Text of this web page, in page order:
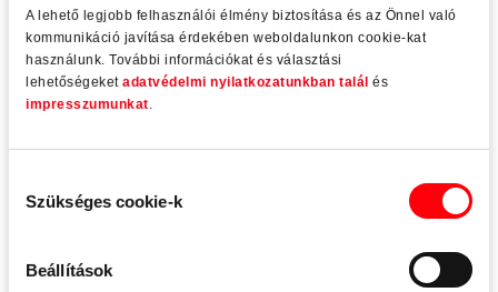
A lehető legjobb felhasználói élmény biztosítása és az Önnel való
kommunikáció javítása érdekében weboldalunkon cookie-kat
használunk. További információkat és választási
lehetőségeket adatvédelmi nyilatkozatunkban talál és
impresszumunkat.
kiválasztása
Szükséges cookie-k
Beállítások
Kép:©Hotel Jakarta Amsterdam
Termék